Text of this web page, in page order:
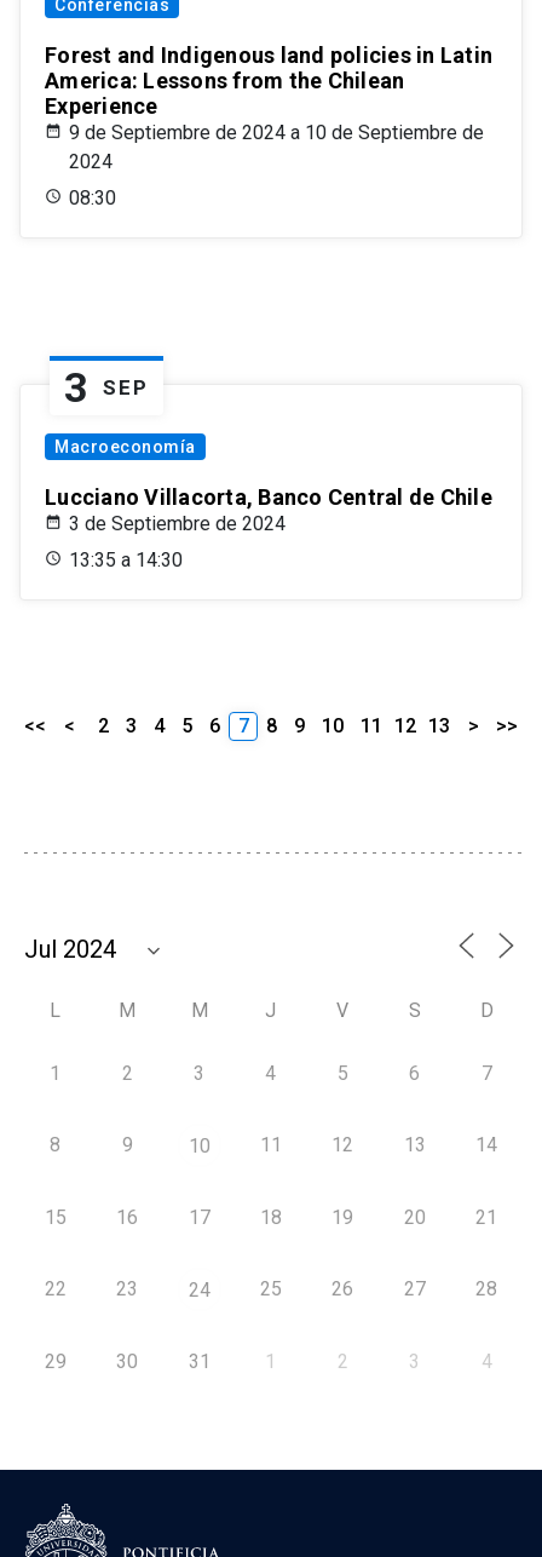
Conferencias
Forest and Indigenous land policies in Latin
America: Lessons from the Chilean
Experience
9 de Septiembre de 2024 a 10 de Septiembre de
2024
08:30
3 SEP
Macroeconomía
Lucciano Villacorta, Banco Central de Chile
3 de Septiembre de 2024
13:35 a 14:30
<< < 2 3 4 5 6 7 8 9 10 11 12 13 > >>
L M M J V S D
1 2 3 4 5 6 7
8 9 10 11 12 13 14
15 16 17 18 19 20 21
22 23 24 25 26 27 28
29 30 31 1 2 3 4